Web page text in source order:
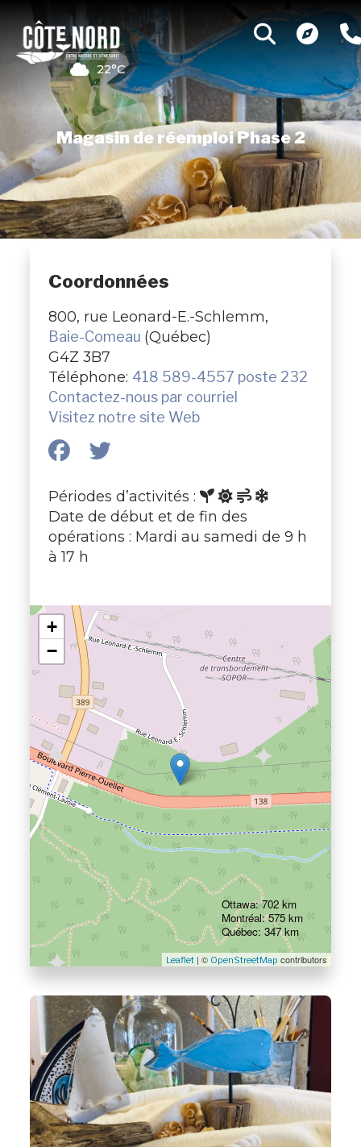
22°C
Magasin de réemploi Phase 2
Coordonnées
800, rue Leonard-E.-Schlemm,
Baie-Comeau (Québec)
G4Z 3B7
Téléphone: 418 589-4557 poste 232
Contactez-nous par courriel
Visitez notre site Web
Périodes d’activités :
Date de début et de fin des
opérations : Mardi au samedi de 9 h
à 17 h
+
−
Leaflet| © OpenStreetMap contributors
Ottawa: 702 km
Montréal: 575 km
Québec: 347 km